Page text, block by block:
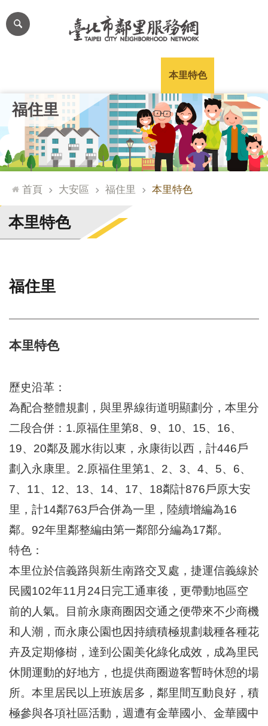
跳到主要內容區塊
網
站
台
通
臺
北
市
門
整
檢
索
統
文
化
局
化
資
產
北
市
區
里
界
說
臺
北
市
鄰
長
冊
福住里
本里特色
首頁 大安區 福住里 本里特色
本里特色
福住里
本里特色
歷史沿革：
為配合整體規劃，與里界線街道明顯劃分，本里分
二段合併：1.原福住里第8、9、10、15、16、
19、20鄰及麗水街以東，永康街以西，計446戶
劃入永康里。2.原福住里第1、2、3、4、5、6、
7、11、12、13、14、17、18鄰計876戶原大安
里，計14鄰763戶合併為一里，陸續增編為16
鄰。92年里鄰整編由第一鄰部分編為17鄰。
特色：
本里位於信義路與新生南路交叉處，捷運信義線於
民國102年11月24日完工通車後，更帶動地區空
前的人氣。目前永康商圈因交通之便帶來不少商機
和人潮，而永康公園也因持續積極規劃栽種各種花
卉及定期修樹，達到公園美化綠化成效，成為里民
休閒運動的好地方，也提供商圈遊客暫時休憩的場
所。本里居民以上班族居多，鄰里間互動良好，積
極參與各項社區活動，週遭有金華國小、金華國中